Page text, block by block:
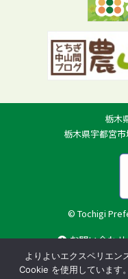
栃木
栃木県宇都宮
© Tochigi
お問い合わせ
よりよいエクスペリエン
Cookie を使用しています